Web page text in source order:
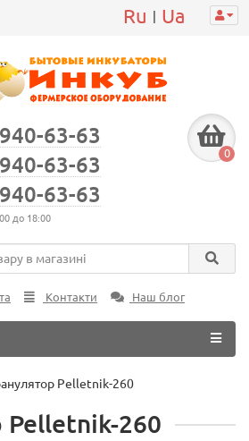
Ru | Ua
63-63
63-63
63-63
до 18:00
0
Контакти Наш блог
Pelletnik-260
Pelletnik-260